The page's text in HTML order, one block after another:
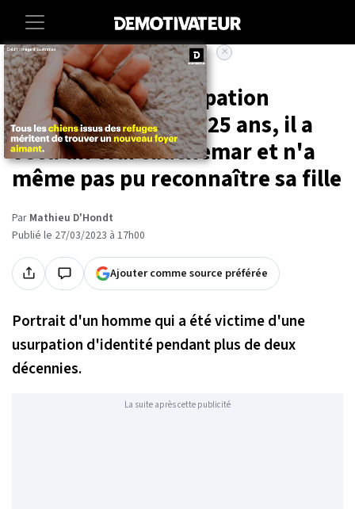
Accueil Societe Lifestyle
Victime d'une usurpation
d'identité pendant 25 ans, il a
vécu un vrai cauchemar et n'a
même pas pu reconnaître sa fille
Par Mathieu D'Hondt
Publié le 27/03/2023 à 17h00
Ajouter comme source préférée
Portrait d'un homme qui a été victime d'une
usurpation d'identité pendant plus de deux
décennies.
La suite après cette publicité
×